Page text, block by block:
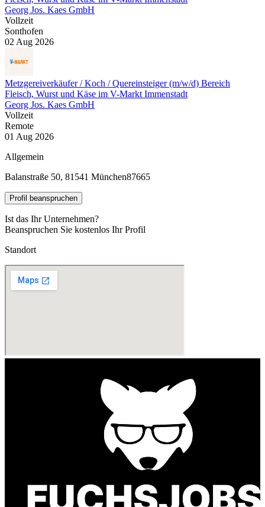
Georg Jos. Kaes GmbH
Vollzeit
Sonthofen
02 Aug 2026
Metzgereiverkäufer / Koch / Quereinsteiger (m/w/d) Bereich
Fleisch, Wurst und Käse im V-Markt Immenstadt
Georg Jos. Kaes GmbH
Vollzeit
Remote
01 Aug 2026
Allgemein
Balanstraße 50, 81541 München87665
Profil beanspruchen
Ist das Ihr Unternehmen?
Beanspruchen Sie kostenlos Ihr Profil
Standort